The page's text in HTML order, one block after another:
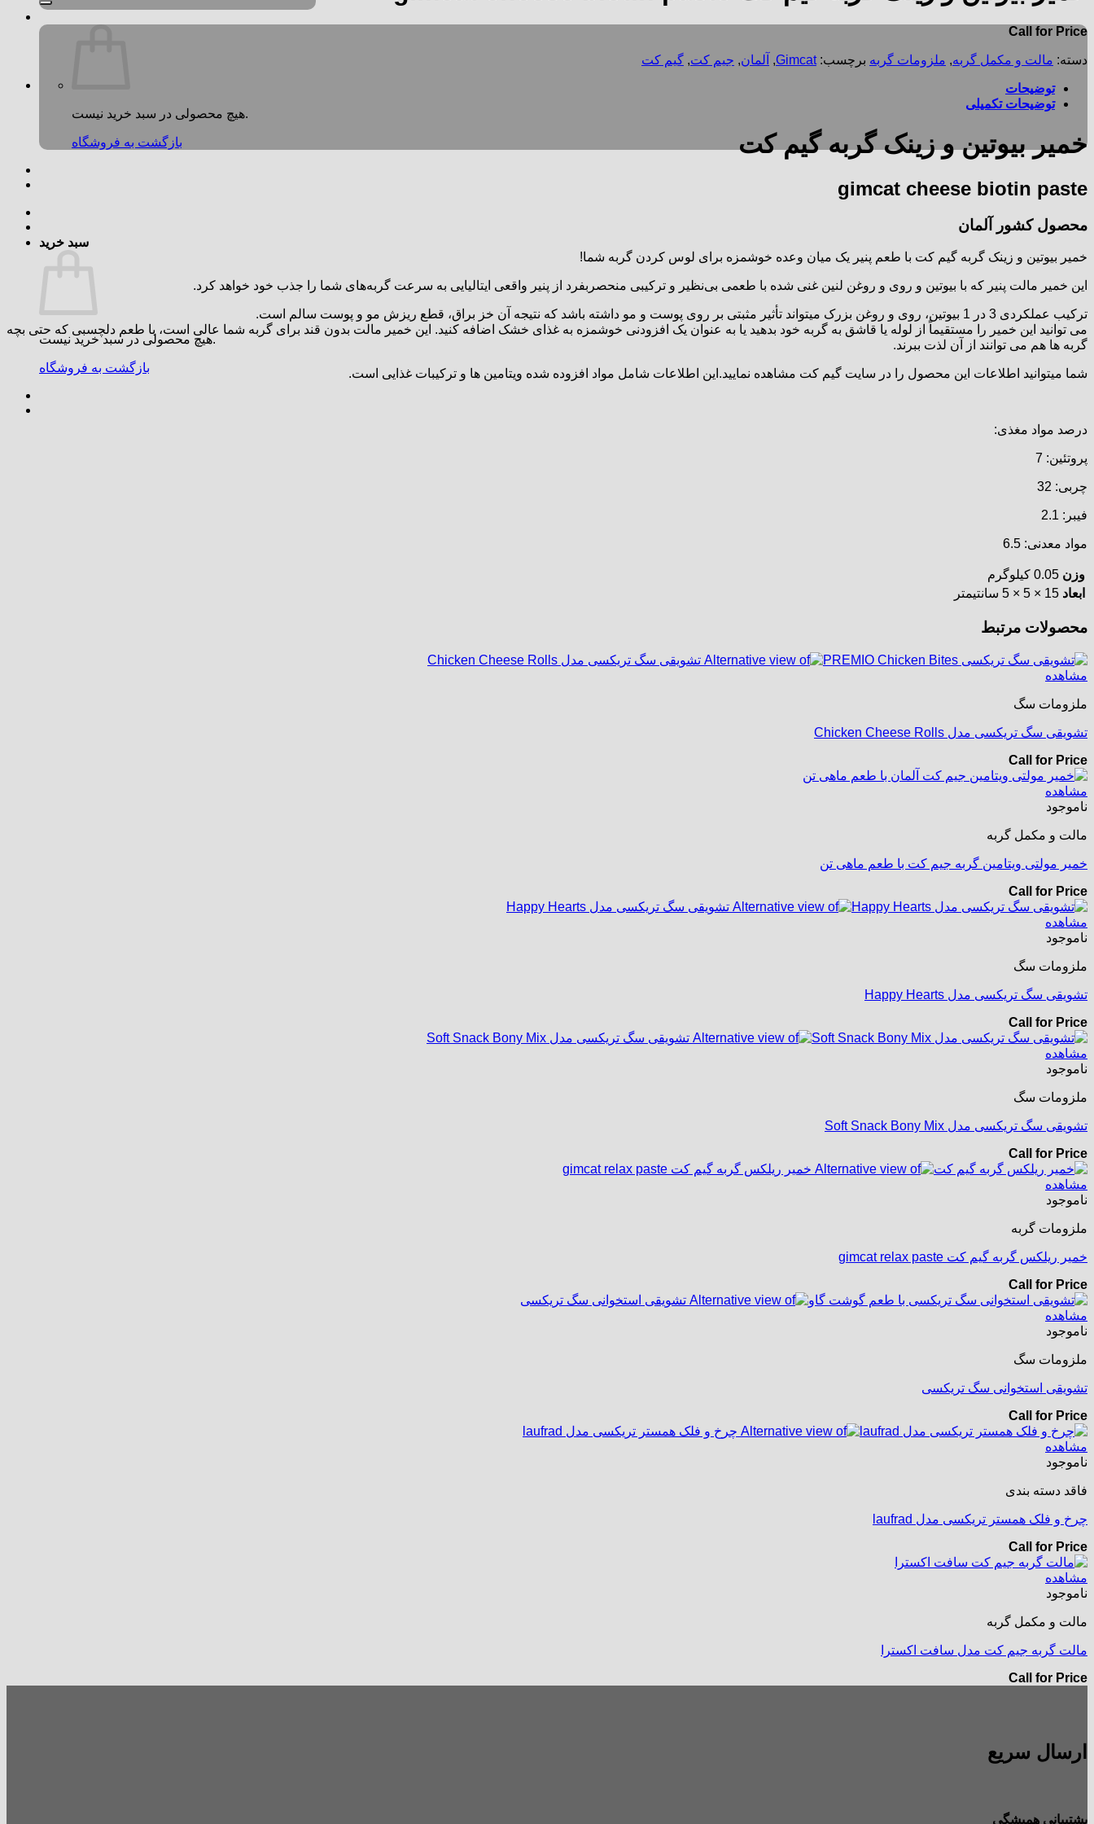
هیچ محصولی در سبد خرید نیست.
بازگشت به فروشگاه
سبد خرید
هیچ محصولی در سبد خرید نیست.
بازگشت به فروشگاه
Call for Price
دسته: مالت و مکمل گربه, ملزومات گربه برچسب:Gimcat
, آلمان, جیم کت, گیم کت
توضیحات
توضیحات تکمیلی
خمیر بیوتین و زینک گربه گیم کت
gimcat cheese biotin paste
محصول کشور آلمان
خمیر بیوتین و زینک گربه گیم کت با طعم پنیر یک میان وعده خوشمزه برای لوس کردن گربه شما!
این خمیر مالت پنیر که با بیوتین و روی و روغن لنین غنی شده با طعمی بی‌نظیر و ترکیبی منحصربفرد از پنیر واقعی ایتالیایی به سرعت گربه‌های شما را جذب خود خواهد کرد.
ترکیب عملکردی 3 در 1 بیوتین، روی و روغن بزرک میتواند تأثیر مثبتی بر روی پوست و مو داشته باشد که نتیجه آن خز براق، قطع ریزش مو و پوست سالم است.
می توانید این خمیر را مستقیماً از لوله یا قاشق به گربه خود بدهید یا به عنوان یک افزودنی خوشمزه به غذای خشک اضافه کنید. این خمیر مالت بدون قند برای گربه شما عالی است، با طعم دلچسبی که حتی بچه
گربه ها هم می توانند از آن لذت ببرند.
شما میتوانید اطلاعات این محصول را در سایت گیم کت مشاهده نمایید.این اطلاعات شامل مواد افزوده شده ویتامین ها و ترکیبات غذایی است.
درصد مواد مغذی:
پروتئین: 7
چربی: 32
فیبر: 2.1
مواد معدنی: 6.5
وزن 0.05 کیلوگرم
ابعاد 15 × 5 × 5 سانتیمتر
محصولات مرتبط
مشاهده
ملزومات سگ
تشویقی سگ تریکسی مدل Chicken Cheese Rolls
Call for Price
مشاهده
ناموجود
مالت و مکمل گربه
خمیر مولتی ویتامین گربه جیم کت با طعم ماهی تن
Call for Price
مشاهده
ناموجود
ملزومات سگ
تشویقی سگ تریکسی مدل Happy Hearts
Call for Price
مشاهده
ناموجود
ملزومات سگ
تشویقی سگ تریکسی مدل Soft Snack Bony Mix
Call for Price
مشاهده
ناموجود
ملزومات گربه
خمیر ریلکس گربه گیم کت gimcat relax paste
Call for Price
مشاهده
ناموجود
ملزومات سگ
تشویقی استخوانی سگ تریکسی
Call for Price
مشاهده
ناموجود
فاقد دسته بندی
چرخ و فلک همستر تریکسی مدل laufrad
Call for Price
مشاهده
ناموجود
مالت و مکمل گربه
مالت گربه جیم کت مدل سافت اکسترا
Call for Price
ارسال سریع
پشتیبانی همیشگی